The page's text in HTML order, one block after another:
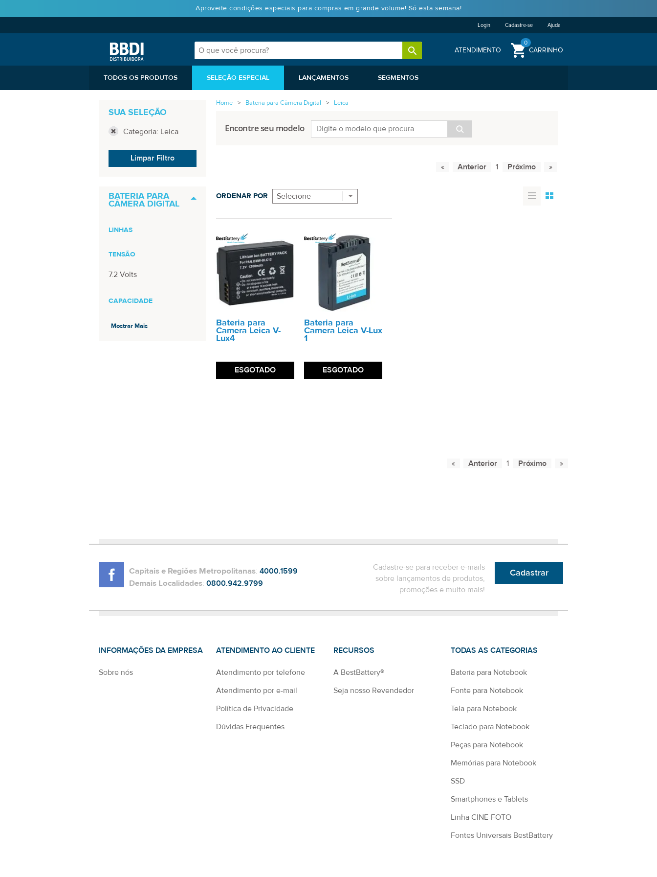
Aproveite condições especiais para compras em grande volume! Só esta semana!
Login Cadastre-se Ajuda
ATENDIMENTO CARRINHO
0
TODOS OS PRODUTOS SELEÇÃO ESPECIAL LANÇAMENTOS SEGMENTOS
SUA SELEÇÃO
Categoria: Leica
Limpar Filtro
BATERIA PARA
CÂMERA DIGITAL
LINHAS
TENSÃO
7.2 Volts
CAPACIDADE
6.4Wh
Mostrar Mais
Home Bateria para Câmera Digital Leica
Encontre seu modelo
ORDENAR POR Selecione
1
Bateria para
Camera Leica V-
Lux4
ESGOTADO
Bateria para
Camera Leica V-Lux
1
ESGOTADO
1
Cadastre-se para receber e-mails
sobre lançamentos de produtos,
promoções e muito mais!
Cadastrar
Capitais e Regiões Metropolitanas: 4000.1599
Demais Localidades: 0800.942.9799
INFORMAÇÕES DA EMPRESA
Sobre nós
ATENDIMENTO AO CLIENTE
Atendimento por telefone
Atendimento por e-mail
Política de Privacidade
Dúvidas Frequentes
RECURSOS
A BestBattery®
Seja nosso Revendedor
TODAS AS CATEGORIAS
Bateria para Notebook
Fonte para Notebook
Tela para Notebook
Teclado para Notebook
Peças para Notebook
Memórias para Notebook
SSD
Smartphones e Tablets
Linha CINE-FOTO
Fontes Universais BestBattery